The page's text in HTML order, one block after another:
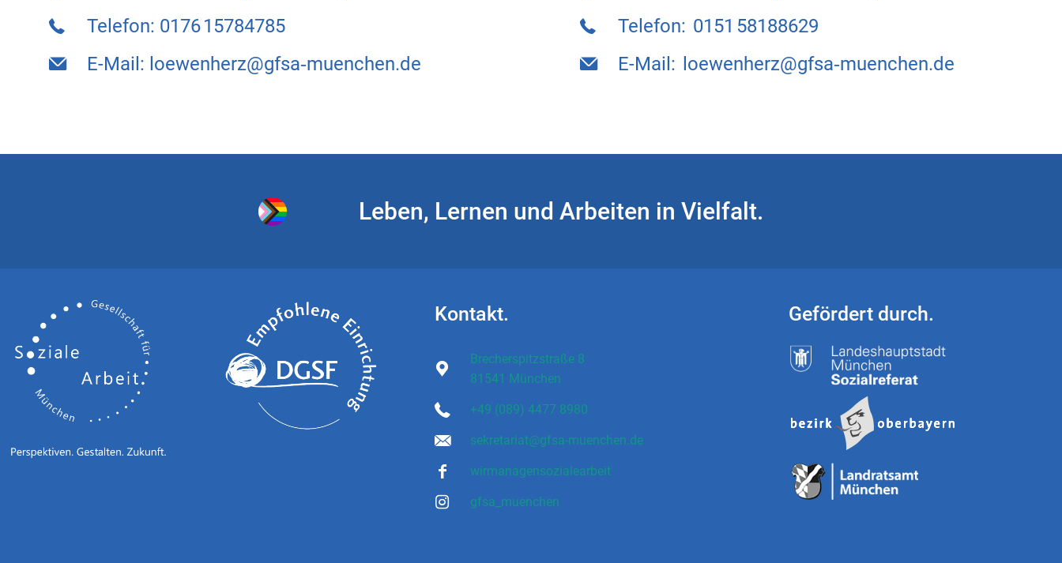
Telefon: 0176 15784785
E-Mail: loewenherz@gfsa‑muenchen.de
Telefon: 0151 58188629
E-Mail: loewenherz@gfsa‑muenchen.de
Leben, Lernen und Arbeiten in Vielfalt.
Kontakt.
Brecherspitzstraße 8
81541 München
+49 (089) 4477 8980
sekretariat@gfsa-muenchen.de
wirmanagensozialearbeit
gfsa_muenchen
Gefördert durch.